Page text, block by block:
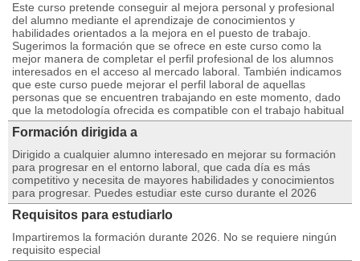
Este curso pretende conseguir al mejora personal y profesional
del alumno mediante el aprendizaje de conocimientos y
habilidades orientados a la mejora en el puesto de trabajo.
Sugerimos la formación que se ofrece en este curso como la
mejor manera de completar el perfil profesional de los alumnos
interesados en el acceso al mercado laboral. También indicamos
que este curso puede mejorar el perfil laboral de aquellas
personas que se encuentren trabajando en este momento, dado
que la metodología ofrecida es compatible con el trabajo habitual
Formación dirigida a
Dirigido a cualquier alumno interesado en mejorar su formación
para progresar en el entorno laboral, que cada día es más
competitivo y necesita de mayores habilidades y conocimientos
para progresar. Puedes estudiar este curso durante el 2026
Requisitos para estudiarlo
Impartiremos la formación durante 2026. No se requiere ningún
requisito especial